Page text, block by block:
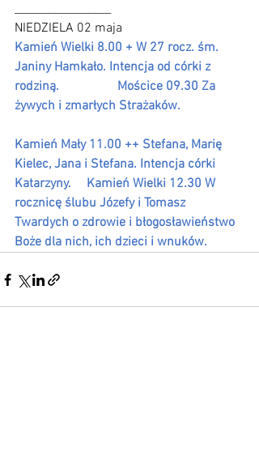
_________________
NIEDZIELA 02 maja
Kamień Wielki 8.00 + W 27 rocz. śm.
Janiny Hamkało. Intencja od córki z
rodziną.                  Mościce 09.30 Za
żywych i zmarłych Strażaków.
Kamień Mały 11.00 ++ Stefana, Marię
Kielec, Jana i Stefana. Intencja córki
Katarzyny.     Kamień Wielki 12.30 W
rocznicę ślubu Józefy i Tomasz
Twardych o zdrowie i błogosławieństwo
Boże dla nich, ich dzieci i wnuków.